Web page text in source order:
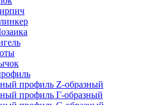
профиль Z-образный
профиль Г-образный